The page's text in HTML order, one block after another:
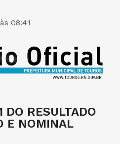
08:41
DO RESULTADO
E NOMINAL